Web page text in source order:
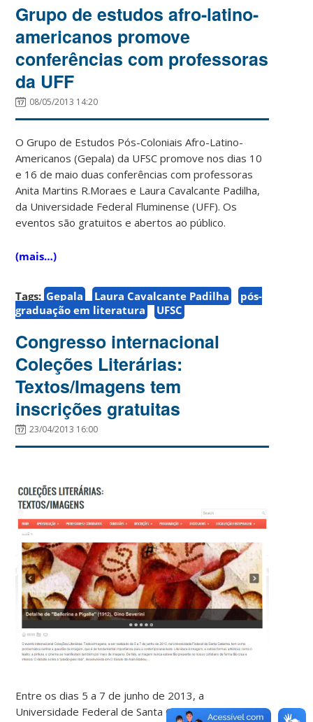
Grupo de estudos afro-latino-
americanos promove
conferências com professoras
da UFF
08/05/2013 14:20
O Grupo de Estudos Pós-Coloniais Afro-Latino-
Americanos (Gepala) da UFSC promove nos dias 10
e 16 de maio duas conferências com professoras
Anita Martins R.Moraes e Laura Cavalcante Padilha,
da Universidade Federal Fluminense (UFF). Os
eventos são gratuitos e abertos ao público.
(mais…)
Tags: Gepala Laura Cavalcante Padilha
pós-
graduação em literatura
UFSC
Congresso internacional
Coleções Literárias:
Textos/Imagens tem
inscrições gratuitas
23/04/2013 16:00
Entre os dias 5 a 7 de junho de 2013, a
Universidade Federal de Santa Catarina (UFSC) será